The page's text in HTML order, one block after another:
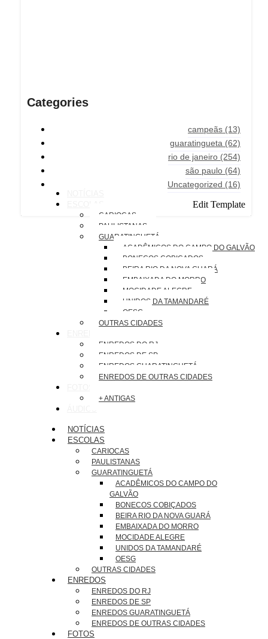
Categories
campeãs (13)
guaratingueta (62)
rio de janeiro (254)
são paulo (64)
Uncategorized (16)
Edit Template
CARIOCAS
PAULISTANAS
GUARATINGUETÁ
ACADÊMICOS DO CAMPO DO GALVÃO
BONECOS COBIÇADOS
BEIRA RIO DA NOVA GUARÁ
EMBAIXADA DO MORRO
MOCIDADE ALEGRE
UNIDOS DA TAMANDARÉ
OESG
OUTRAS CIDADES
ENREDOS DO RJ
ENREDOS DE SP
ENREDOS GUARATINGUETÁ
ENREDOS DE OUTRAS CIDADES
+ ANTIGAS
NOTÍCIAS
ESCOLAS
CARIOCAS
PAULISTANAS
GUARATINGUETÁ
ACADÊMICOS DO CAMPO DO
GALVÃO
BONECOS COBIÇADOS
BEIRA RIO DA NOVA GUARÁ
EMBAIXADA DO MORRO
MOCIDADE ALEGRE
UNIDOS DA TAMANDARÉ
OESG
OUTRAS CIDADES
ENREDOS
ENREDOS DO RJ
ENREDOS DE SP
ENREDOS GUARATINGUETÁ
ENREDOS DE OUTRAS CIDADES
FOTOS